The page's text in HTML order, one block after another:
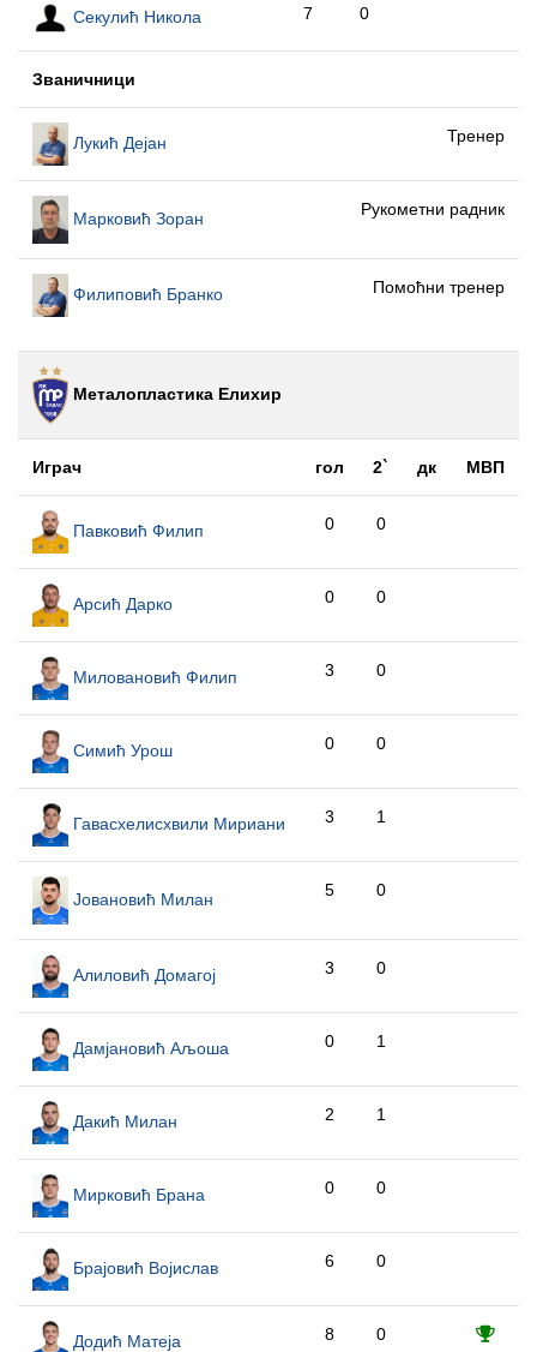
Секулић Никола 7 0
Званичници
Лукић Дејан Тренер
Марковић Зоран Рукометни радник
Филиповић Бранко Помоћни тренер
Металопластика Елиxир
Играч гол 2` дк МВП
Павковић Филип 0 0
Арсић Дарко 0 0
Миловановић Филип 3 0
Симић Урош 0 0
Гавасхелисхвили Мириани 3 1
Јовановић Милан 5 0
Алиловић Домагој 3 0
Дамјановић Аљоша 0 1
Дакић Милан 2 1
Мирковић Брана 0 0
Брајовић Војислав 6 0
Додић Матеја 8 0